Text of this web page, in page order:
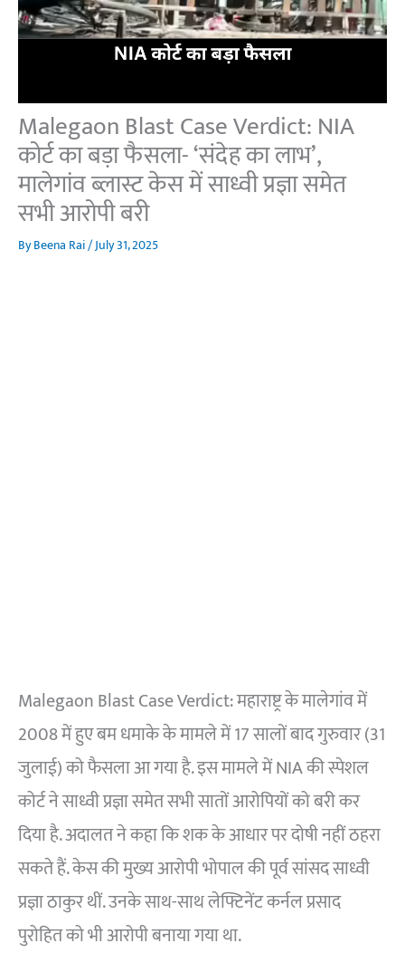
Malegaon Blast Case Verdict: NIA
कोर्ट का बड़ा फैसला- ‘संदेह का लाभ’,
मालेगांव ब्लास्ट केस में साध्वी प्रज्ञा समेत
सभी आरोपी बरी
ByBeena Rai/July 31, 2025
Malegaon Blast Case Verdict: महाराष्ट्र के मालेगांव में
2008 में हुए बम धमाके के मामले में 17 सालों बाद गुरुवार (31
जुलाई) को फैसला आ गया है. इस मामले में NIA की स्पेशल
कोर्ट ने साध्वी प्रज्ञा समेत सभी सातों आरोपियों को बरी कर
दिया है. अदालत ने कहा कि शक के आधार पर दोषी नहीं ठहरा
सकते हैं. केस की मुख्य आरोपी भोपाल की पूर्व सांसद साध्वी
प्रज्ञा ठाकुर थीं. उनके साथ-साथ लेफ्टिनेंट कर्नल प्रसाद
पुरोहित को भी आरोपी बनाया गया था.